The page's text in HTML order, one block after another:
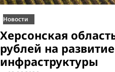
Новости
Херсонская
рублей на
инфраструктуры